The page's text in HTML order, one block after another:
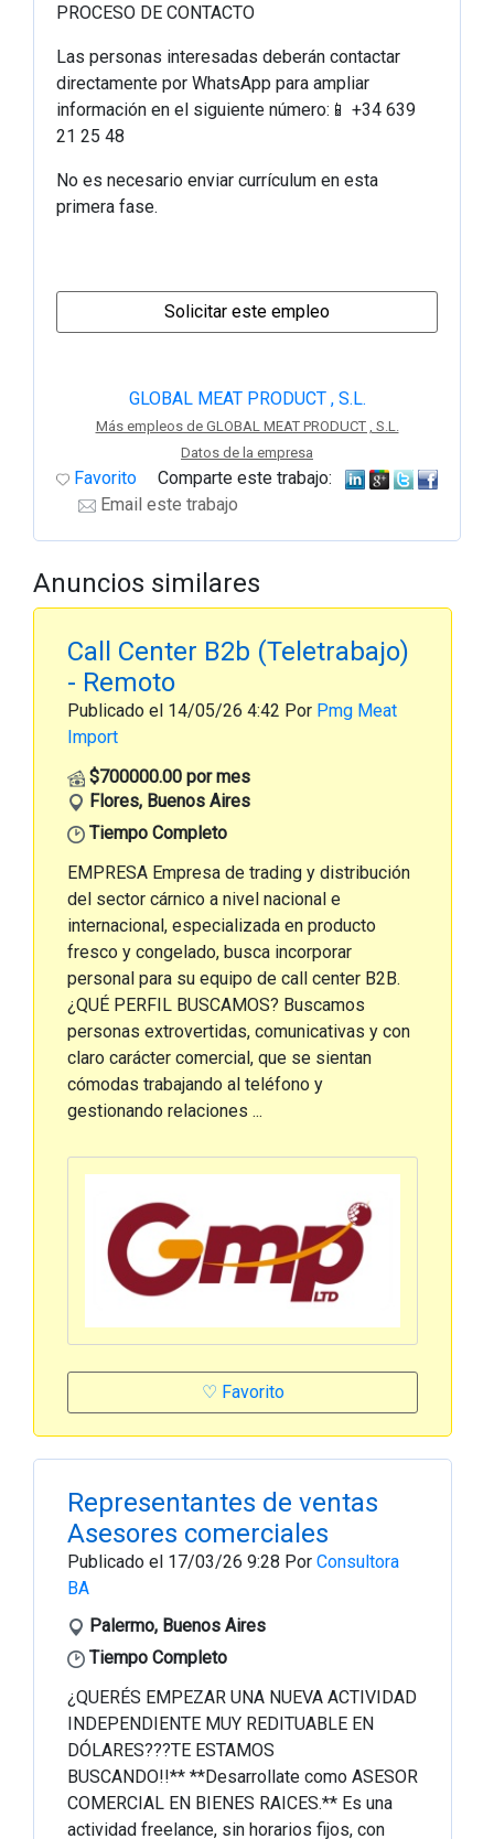
PROCESO DE CONTACTO
Las personas interesadas deberán contactar
directamente por WhatsApp para ampliar
información en el siguiente número: 📱 +34 639
21 25 48
No es necesario enviar currículum en esta
primera fase.
GLOBAL MEAT PRODUCT , S.L.
Más empleos de GLOBAL MEAT PRODUCT , S.L.
Datos de la empresa
Comparte este trabajo:
Favorito
Email este trabajo
Anuncios similares
Call Center B2b (Teletrabajo)
- Remoto
Publicado el 14/05/26 4:42 Por Pmg Meat
Import
$700000.00 por mes
Flores, Buenos Aires
Tiempo Completo
EMPRESA Empresa de trading y distribución
del sector cárnico a nivel nacional e
internacional, especializada en producto
fresco y congelado, busca incorporar
personal para su equipo de call center B2B.
¿QUÉ PERFIL BUSCAMOS? Buscamos
personas extrovertidas, comunicativas y con
claro carácter comercial, que se sientan
cómodas trabajando al teléfono y
gestionando relaciones ...
♡ Favorito
Representantes de ventas
Asesores comerciales
Publicado el 17/03/26 9:28 Por Consultora
BA
Palermo, Buenos Aires
Tiempo Completo
¿QUERÉS EMPEZAR UNA NUEVA ACTIVIDAD
INDEPENDIENTE MUY REDITUABLE EN
DÓLARES???TE ESTAMOS
BUSCANDO!!** **Desarrollate como ASESOR
COMERCIAL EN BIENES RAICES.** Es una
actividad freelance, sin horarios fijos, con